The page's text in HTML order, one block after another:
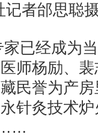
记者邰思聪
已经成为
师杨励、
民誉为产房
针灸技术